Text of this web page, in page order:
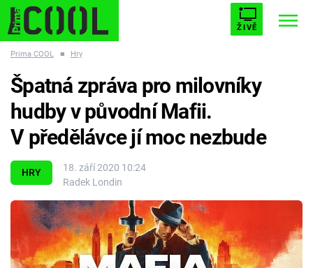
ŽIVĚ
ESCAPE PLNEJ KOTEL AVENGERS 5
Témata
Filmy
Seriály
Prima COOL ■ Hry
HRY
18. září 2020 10:24
Radek Londin
Špatná zpráva pro milovníky
hudby v původní Mafii.
V předělávce jí moc nezbude